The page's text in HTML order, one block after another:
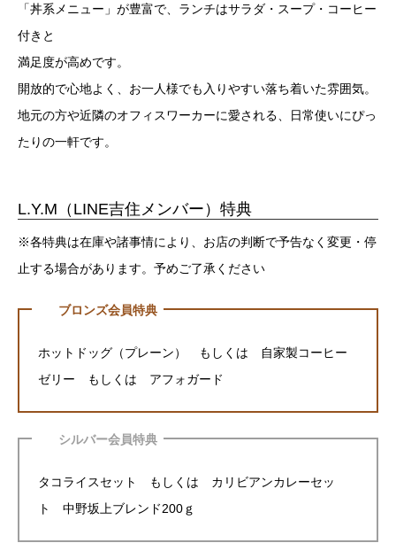
「丼系メニュー」が豊富で、ランチはサラダ・スープ・コーヒー
付きと
満足度が高めです。
開放的で心地よく、お一人様でも入りやすい落ち着いた雰囲気。
地元の方や近隣のオフィスワーカーに愛される、日常使いにぴっ
たりの一軒です。
L.Y.M（LINE吉住メンバー）特典
※各特典は在庫や諸事情により、お店の判断で予告なく変更・停
止する場合があります。予めご了承ください
ブロンズ会員特典
ホットドッグ（プレーン） もしくは 自家製コーヒー
ゼリー もしくは アフォガード
シルバー会員特典
タコライスセット もしくは カリビアンカレーセッ
ト 中野坂上ブレンド200ｇ